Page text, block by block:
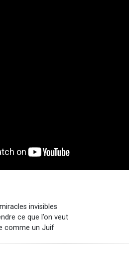
invisibles
ce que l’on veut
comme un Juif